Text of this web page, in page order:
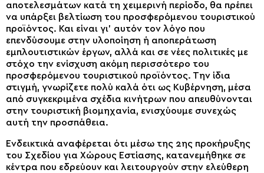
αποτελεσμάτων κατά τη χειμερινή περίοδο, θα πρέπει
να υπάρξει βελτίωση του προσφερόμενου τουριστικού
προϊόντος. Και είναι γι’ αυτόν τον λόγο που
επενδύσουμε στην υλοποίηση ή αποπεράτωση
εμπλουτιστικών έργων, αλλά και σε νέες πολιτικές με
στόχο την ενίσχυση ακόμη περισσότερο του
προσφερόμενου τουριστικού προϊόντος. Την ίδια
στιγμή, γνωρίζετε πολύ καλά ότι ως Κυβέρνηση, μέσα
από συγκεκριμένα σχέδια κινήτρων που απευθύνονται
στην τουριστική βιομηχανία, ενισχύουμε συνεχώς
αυτή την προσπάθεια.
Ενδεικτικά αναφέρεται ότι μέσω της 2ης προκήρυξης
του Σχεδίου για Χώρους Εστίασης, κατανεμήθηκε σε
κέντρα που εδρεύουν και λειτουργούν στην ελεύθερη